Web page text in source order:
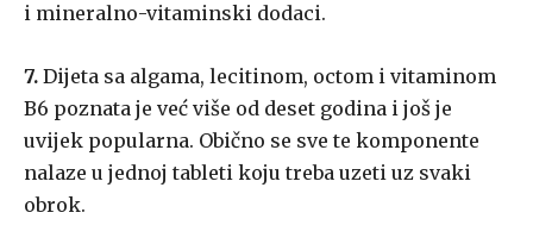
i mineralno-vitaminski dodaci.
7. Dijeta sa algama, lecitinom, octom i vitaminom
B6 poznata je već više od deset godina i još je
uvijek popularna. Obično se sve te komponente
nalaze u jednoj tableti koju treba uzeti uz svaki
obrok.